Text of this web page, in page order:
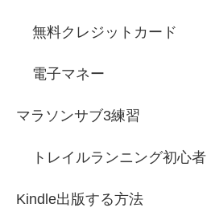
無料クレジットカード
電子マネー
マラソンサブ3練習
トレイルランニング初心者
Kindle出版する方法